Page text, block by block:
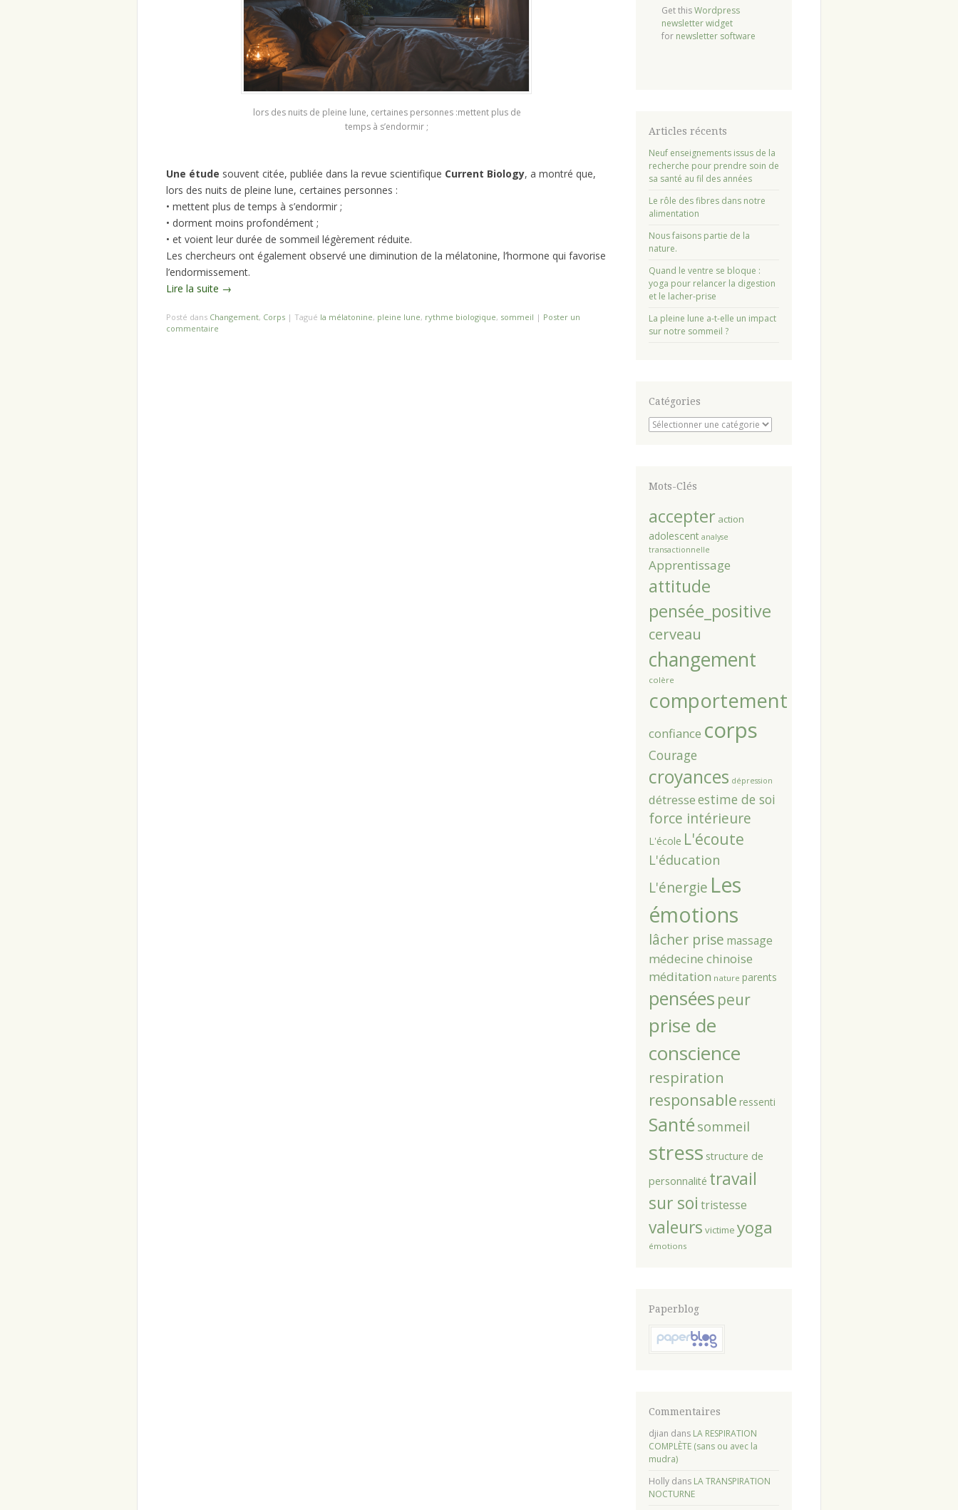
lors des nuits de pleine lune, certaines personnes :mettent plus de
temps à s’endormir ;
Une étude souvent citée, publiée dans la revue scientifique Current Biology, a montré que,
lors des nuits de pleine lune, certaines personnes :
• mettent plus de temps à s’endormir ;
• dorment moins profondément ;
• et voient leur durée de sommeil légèrement réduite.
Les chercheurs ont également observé une diminution de la mélatonine, l’hormone qui favorise
l’endormissement.
Lire la suite →
Posté dans Changement, Corps | Tagué la mélatonine, pleine lune, rythme biologique, sommeil | Poster un
commentaire
Get thisWordpress
newsletter widget
for newsletter software
Articles récents
Neuf enseignements issus de la
recherche pour prendre soin de
sa santé au fil des années
Le rôle des fibres dans notre
alimentation
Nous faisons partie de la
nature.
Quand le ventre se bloque :
yoga pour relancer la digestion
et le lacher-prise
La pleine lune a-t-elle un impact
sur notre sommeil ?
Catégories
Catégories
Mots-Clés
accepter action
adolescent analyse
transactionnelle
Apprentissage
attitude
pensée_positive
cerveau
changement
colère
comportement
confiance corps
Courage
croyances dépression
détresseestime de soi
force intérieure
L'école L'écoute
L'éducation
L'énergie Les
émotions
lâcher prise massage
médecine chinoise
méditation nature parents
pensées peur
prise de
conscience
respiration
responsable ressenti
Santé sommeil
stress structure de
personnalité travail
sur soi tristesse
valeurs victime yoga
émotions
Paperblog
Commentaires
djian dans LA RESPIRATION
COMPLÈTE (sans ou avec la
mudra)
Hollydans LA TRANSPIRATION
NOCTURNE